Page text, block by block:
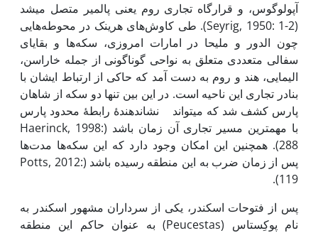
آپولوگوس، و قرارگاه تجاری روم یعنی پالمیر متصل می­شد
(Seyrig, 1950: 1-2). طی کاوش‌های هرینک در محوطه‌هایی
چون الدور و ملیحا در امارات امروزی، سکه‌ها و بقایای
سفالی متعددی متعلق به نواحی گوناگونی از جمله خاراسن،
الیمایی، هند و روم به­ دست آمد که حاکی از ارتباط ایشان با
بنادر تجاری این ناحیه است. در این بین تنها دو سکه از شاهان
پارس کشف شد که می­تواند نشان­دهندۀ رابطۀ محدود پارس
با مهم­ترین مسیر تجاری آن زمان باشد (Haerinck, 1998:
288). همچنین این امکان وجود دارد که این سکه‌ها مدت‌ها
پس از زمان ضرب به این منطقه رسیده باشد (Potts, 2012:
119).
پس از فتوحات اسکندر، یکی از سرداران مشهور اسکندر به
نام پوکِستاس (Peucestas) به عنوان حاکم این منطقه